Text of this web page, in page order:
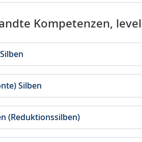
Kompetenzen,
Silben
(Reduktionssilben)